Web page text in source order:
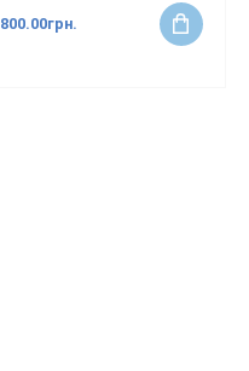
800.00грн.